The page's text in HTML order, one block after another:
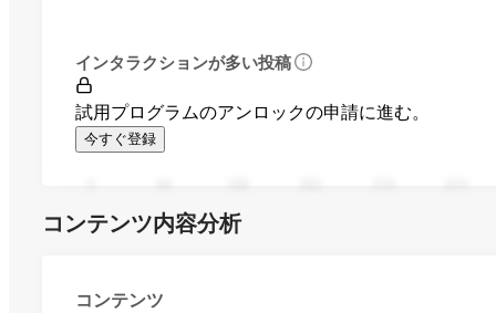
インタラクションが多い投稿
試用プログラムのアンロックの申請に進む。
今すぐ登録
コンテンツ内容分析
コンテンツ